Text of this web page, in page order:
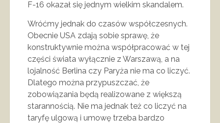
F-16 okazał się jednym wielkim skandalem.
Wróćmy jednak do czasów współczesnych.
Obecnie USA zdają sobie sprawę, że
konstruktywnie można współpracować w tej
części świata wyłącznie z Warszawą, a na
lojalność Berlina czy Paryża nie ma co liczyć.
Dlatego można przypuszczać, że
zobowiązania będą realizowane z większą
starannością. Nie ma jednak też co liczyć na
taryfę ulgową i umowę trzeba bardzo